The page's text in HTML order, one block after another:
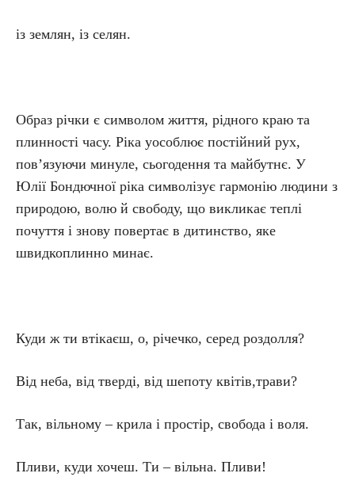
із землян, із селян.
Образ річки є символом життя, рідного краю та
плинності часу. Ріка уособлює постійний рух,
пов’язуючи минуле, сьогодення та майбутнє. У
Юлії Бондючної ріка символізує гармонію людини з
природою, волю й свободу, що викликає теплі
почуття і знову повертає в дитинство, яке
швидкоплинно минає.
Куди ж ти втікаєш, о, річечко, серед роздолля?
Від неба, від тверді, від шепоту квітів,трави?
Так, вільному – крила і простір, свобода і воля.
Пливи, куди хочеш. Ти – вільна. Пливи!